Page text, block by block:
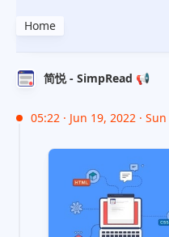
简悦 - SimpRead 📢
05:22 · Jun 19, 2022 · Sun
Home